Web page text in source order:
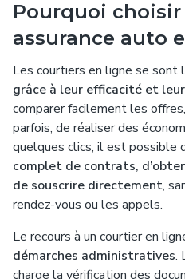
Pourquoi
assurance auto
Les courtiers en ligne se sont
grâce à leur efficacité et
comparer facilement les
parfois, de réaliser des
quelques clics, il est possible
complet de contrats,
de souscrire directement,
rendez-vous ou les appels.
Le recours à un courtier en
démarches administratives.
charge la vérification des